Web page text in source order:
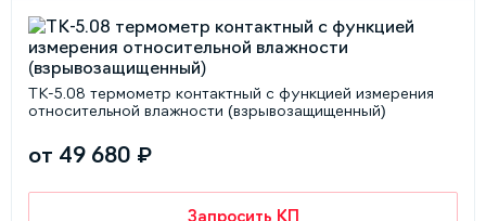
ТК-5.08 термометр контактный с функцией измерения
относительной влажности (взрывозащищенный)
от 49 680 ₽
Запросить КП